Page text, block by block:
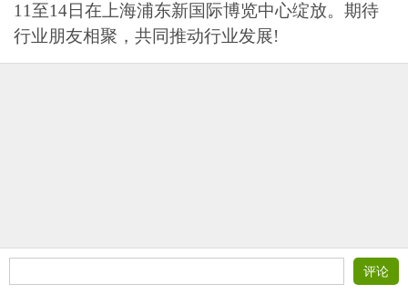
11 至14日在上海浦东新国际博览中心绽放。期待
行业朋友相聚，共同推动行业发展!
评论